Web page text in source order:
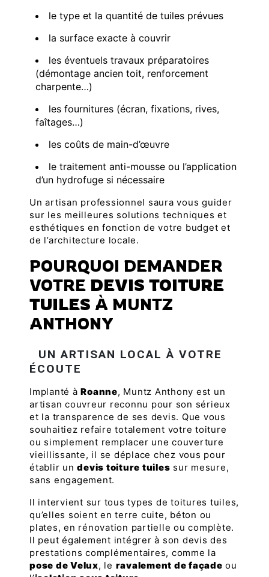
le type et la quantité de tuiles prévues
la surface exacte à couvrir
les éventuels travaux préparatoires
(démontage ancien toit, renforcement
charpente…)
les fournitures (écran, fixations, rives,
faîtages…)
les coûts de main-d’œuvre
le traitement anti-mousse ou l’application
d’un hydrofuge si nécessaire
Un artisan professionnel saura vous guider
sur les meilleures solutions techniques et
esthétiques en fonction de votre budget et
de l’architecture locale.
POURQUOI DEMANDER
VOTRE DEVIS TOITURE
TUILES À MUNTZ
ANTHONY
UN ARTISAN LOCAL À VOTRE
ÉCOUTE
Implanté àRoanne, Muntz Anthony est un
artisan couvreur reconnu pour son sérieux
et la transparence de ses devis. Que vous
souhaitiez refaire totalement votre toiture
ou simplement remplacer une couverture
vieillissante, il se déplace chez vous pour
établir undevis toiture tuiles sur mesure,
sans engagement.
Il intervient sur tous types de toitures tuiles,
qu’elles soient en terre cuite, béton ou
plates, en rénovation partielle ou complète.
Il peut également intégrer à son devis des
prestations complémentaires, comme la
pose de Velux, le ravalement de façade ou